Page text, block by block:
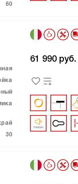
60
30
61 990 руб.